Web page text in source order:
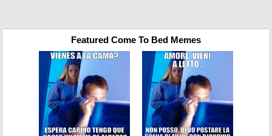
Featured Come To Bed Memes